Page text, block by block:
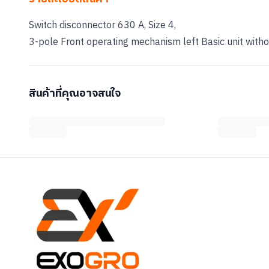
Switch disconnector 630 A, Size 4,
3-pole Front operating mechanism left Basic unit
สินค้าที่คุณอาจสนใจ